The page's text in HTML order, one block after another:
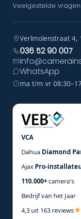
Veelgestelde vragen
Verlmolenstraat 4,
036 52 90 007
WhatsApp
ma t/m vr
VCA
Dahua Diamond
Ajax Pro-
110.000+camera's
Bedrijf van het Jaar
4,3 uit 163 reviews